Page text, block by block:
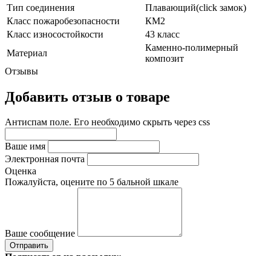
Тип соединения
Плавающий(click замок)
Класс пожаробезопасности
КМ2
Класс износостойкости
43 класс
Материал
Каменно-полимерный
композит
Отзывы
Добавить отзыв о товаре
Антиспам поле. Его необходимо скрыть через css
Ваше имя
Электронная почта
Оценка
Пожалуйста, оцените по 5 бальной шкале
Ваше сообщение